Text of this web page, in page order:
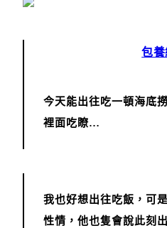
包養
今天能出往吃一頓海底
裡面吃瞭…
我也好想出往吃飯，可
性情，他也隻會說此刻